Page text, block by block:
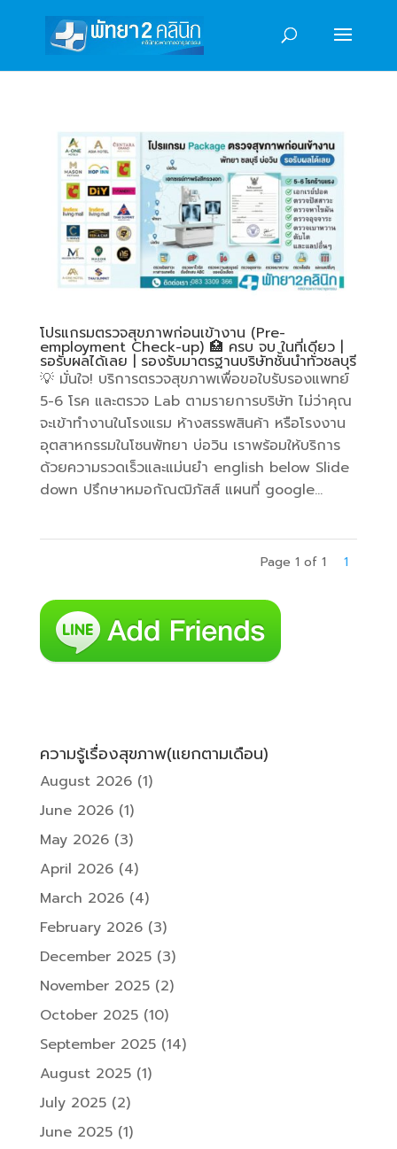
โปรแกรมตรวจสุขภาพก่อนเข้างาน (Pre-
employment Check-up) 🏥 ครบ จบ ในที่เดียว |
รอรับผลได้เลย | รองรับมาตรฐานบริษัทชั้นนำทั่วชลบุรี
💡 มั่นใจ! บริการตรวจสุขภาพเพื่อขอใบรับรองแพทย์
5-6 โรค และตรวจ Lab ตามรายการบริษัท ไม่ว่าคุณ
จะเข้าทำงานในโรงแรม ห้างสรรพสินค้า หรือโรงงาน
อุตสาหกรรมในโซนพัทยา บ่อวิน เราพร้อมให้บริการ
ด้วยความรวดเร็วและแม่นยำ english below Slide
down ปรึกษาหมอกัณฒิภัสส์ แผนที่ google...
Page 1 of 1 1
ความรู้เรื่องสุขภาพ(แยกตามเดือน)
August 2026(1)
June 2026(1)
May 2026(3)
April 2026(4)
March 2026(4)
February 2026(3)
December 2025(3)
November 2025(2)
October 2025(10)
September 2025(14)
August 2025(1)
July 2025(2)
June 2025(1)